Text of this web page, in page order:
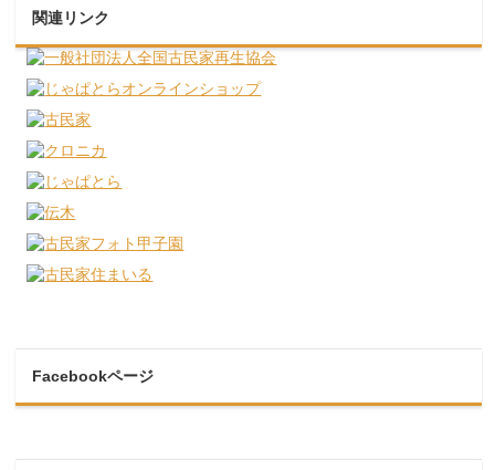
関連リンク
Facebookページ